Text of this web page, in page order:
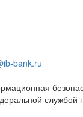
bank.ru
службой